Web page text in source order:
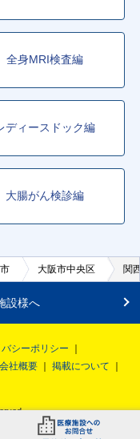
全身MRI検査編
ディースドック編
大腸がん検診編
大阪市中央区 関
設様へ
シーポリシー
会社概要
掲載について